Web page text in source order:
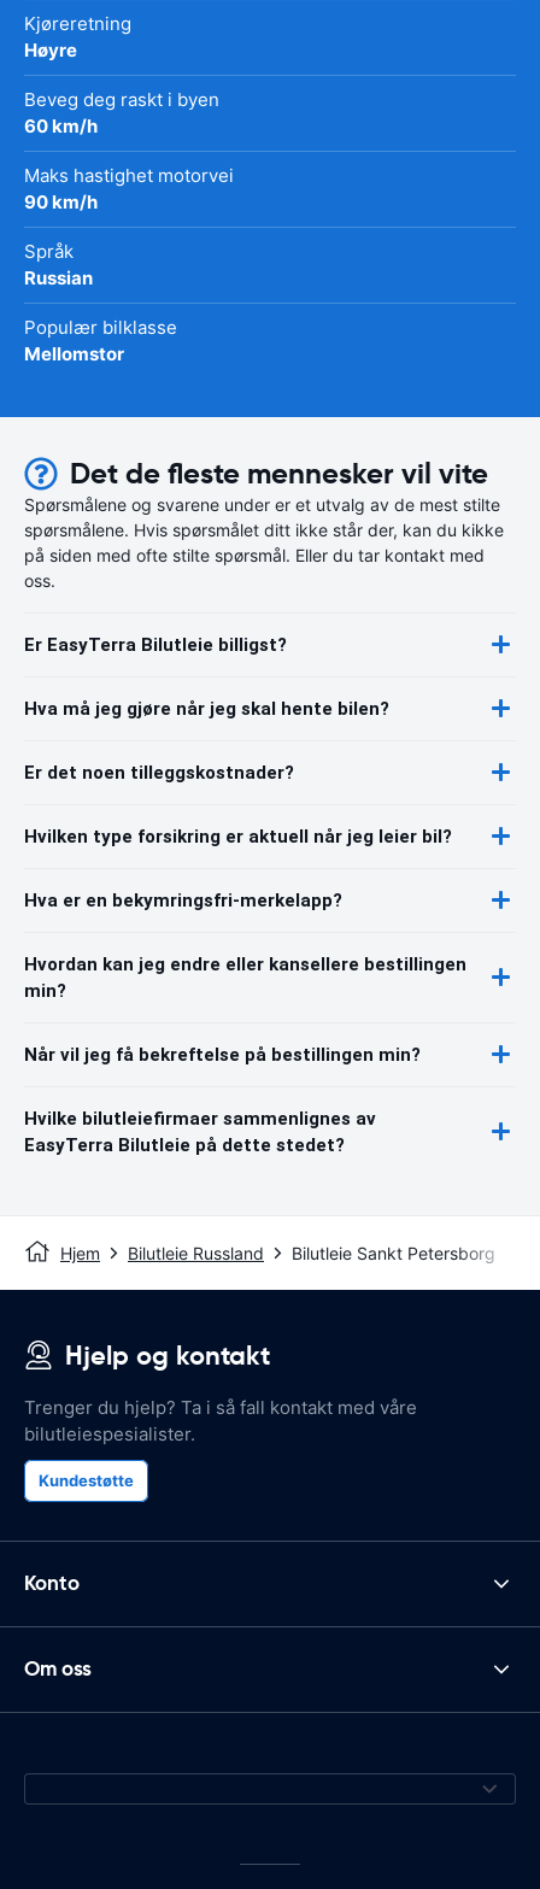
Kjøreretning
Høyre
Beveg deg raskt i byen
60 km/h
Maks hastighet motorvei
90 km/h
Språk
Russian
Populær bilklasse
Mellomstor
Det de fleste mennesker vil vite
Spørsmålene og svarene under er et utvalg av de mest stilte
spørsmålene. Hvis spørsmålet ditt ikke står der, kan du kikke
på siden med ofte stilte spørsmål. Eller du tar kontakt med
oss.
Er EasyTerra Bilutleie billigst?
Hva må jeg gjøre når jeg skal hente bilen?
Er det noen tilleggskostnader?
Hvilken type forsikring er aktuell når jeg leier bil?
Hva er en bekymringsfri-merkelapp?
Hvordan kan jeg endre eller kansellere bestillingen
min?
Når vil jeg få bekreftelse på bestillingen min?
Hvilke bilutleiefirmaer sammenlignes av
EasyTerra Bilutleie på dette stedet?
Hjem Bilutleie Russland Bilutleie Sankt Petersborg
Hjelp og kontakt
Trenger du hjelp? Ta i så fall kontakt med våre
bilutleiespesialister.
Kundestøtte
Konto
Om oss